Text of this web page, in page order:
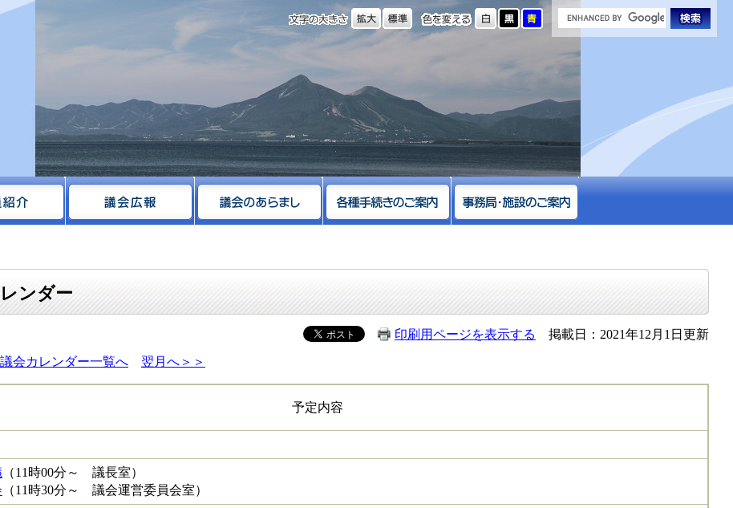
サイト 色を変える
文字の大きさ
ンダー
印刷用ページを表示する
掲載日：2021年12月1日更新
議会カレンダー一覧へ 翌月へ＞＞
予定内容
（11時00分～ 議長室）
（11時30分～ 議会運営委員会室）